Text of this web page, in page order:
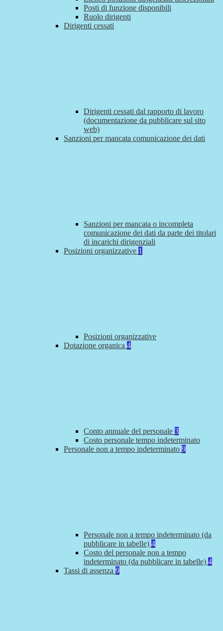
Posti di funzione disponibili
Ruolo dirigenti
Dirigenti cessati
Dirigenti cessati dal rapporto di lavoro
(documentazione da pubblicare sul sito
web)
Sanzioni per mancata comunicazione dei dati
Sanzioni per mancata o incompleta
comunicazione dei dati da parte dei titolari
di incarichi dirigenziali
Posizioni organizzative 1
Posizioni organizzative
Dotazione organica 4
Conto annuale del personale 3
Costo personale tempo indeterminato
Personale non a tempo indeterminato 9
Personale non a tempo indeterminato (da
pubblicare in tabelle) 4
Costo del personale non a tempo
indeterminato (da pubblicare in tabelle) 4
Tassi di assenza 9